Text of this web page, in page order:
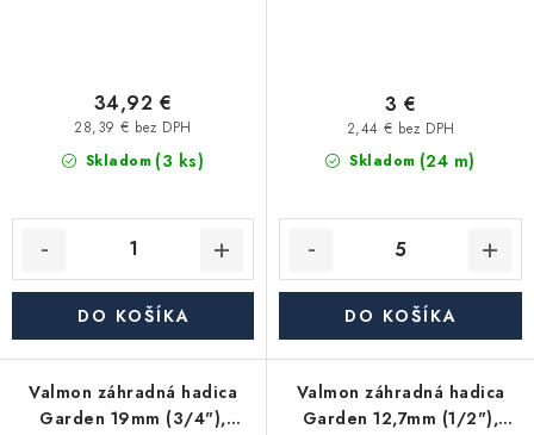
Skladom (3 ks)
28,39 € bez DPH
34,92 €
DO KOŠÍKA
Skladom (24 m)
2,44 € bez DPH
3 €
DO KOŠÍKA
Valmon záhradná hadica
Garden 19mm (3/4"),
Valmon záhradná hadica
Garden 12,7mm (1/2"),